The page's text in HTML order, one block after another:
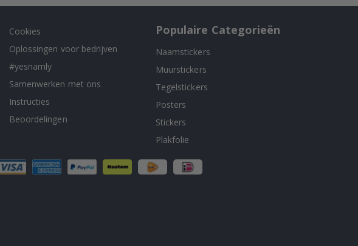
Cookies
Oplossingen voor bedrijven
#yesnamly
Samenwerken met ons
Instructies
Beoordelingen
Populaire Categorieën
Naamstickers
Muurstickers
Tegelstickers
Posters
Stickers
Plakfolie